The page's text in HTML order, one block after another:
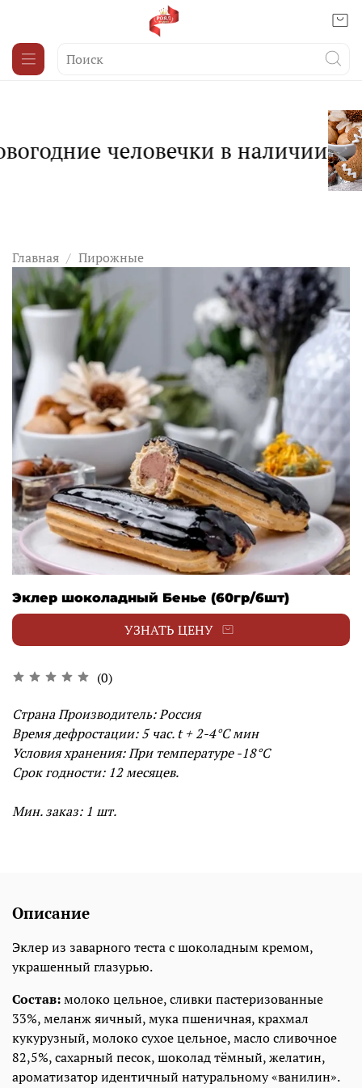
Главная Пирожные
Эклер шоколадный Бенье (60гр/6шт)
(0)
УЗНАТЬ ЦЕНУ
Страна Производитель: Россия
Время дефростации: 5час. t + 2-4°С мин
Условия хранения: При температуре -18°С
Срок годности:12 месяцев.
Мин. заказ: 1 шт.
Описание
Эклер из заварного теста с шоколадным кремом,
украшенный глазурью.
Состав:молоко цельное, сливки пастеризованные
33%, меланж яичный, мука пшеничная, крахмал
кукурузный, молоко сухое цельное, масло сливочное
82,5%, сахарный песок, шоколад тёмный, желатин,
ароматизатор идентичный натуральному «ванилин».
человечки в наличии